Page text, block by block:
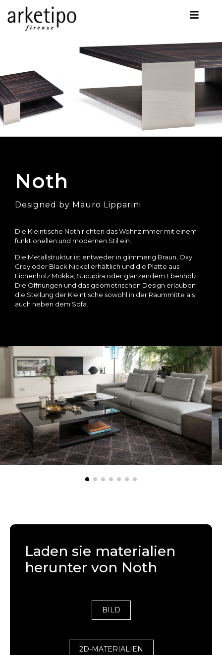
Noth
Designed by Mauro Lipparini
Die Kleintische Noth richten das Wohnzimmer mit einem
funktionellen und modernen Stil ein.
Die Metallstruktur ist entweder in glimmerig Braun, Oxy
Grey oder Black Nickel erhältlich und die Platte aus
Eichenholz Mokka, Sucupira oder glänzendem Ebenholz.
Die Öffnungen und das geometrischen Design erlauben
die Stellung der Kleintische sowohl in der Raummitte als
auch neben dem Sofa.
Laden sie materialien
herunter von Noth
BILD
2D-MATERIALIEN